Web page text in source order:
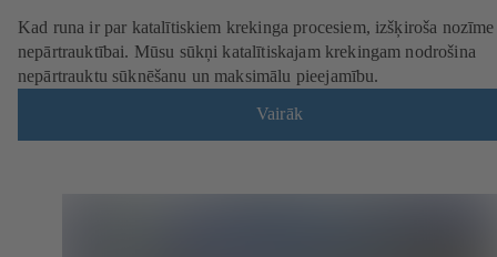
Kad runa ir par katalītiskiem krekinga procesiem, izšķiroša
nepārtrauktībai. Mūsu sūkņi katalītiskajam krekingam nodrošina
nepārtrauktu sūknēšanu un maksimālu pieejamību.
Vairāk